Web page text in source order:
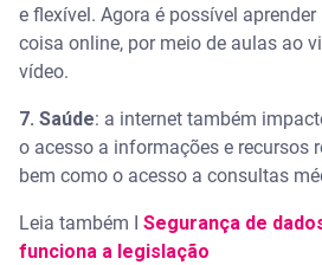
e flexível. Agora é possível
coisa online, por meio de aulas ao
vídeo.
7. Saúde: a internet também
o acesso a informações e recursos
bem como o acesso a consultas
Leia também I Segurança de
funciona a legislação